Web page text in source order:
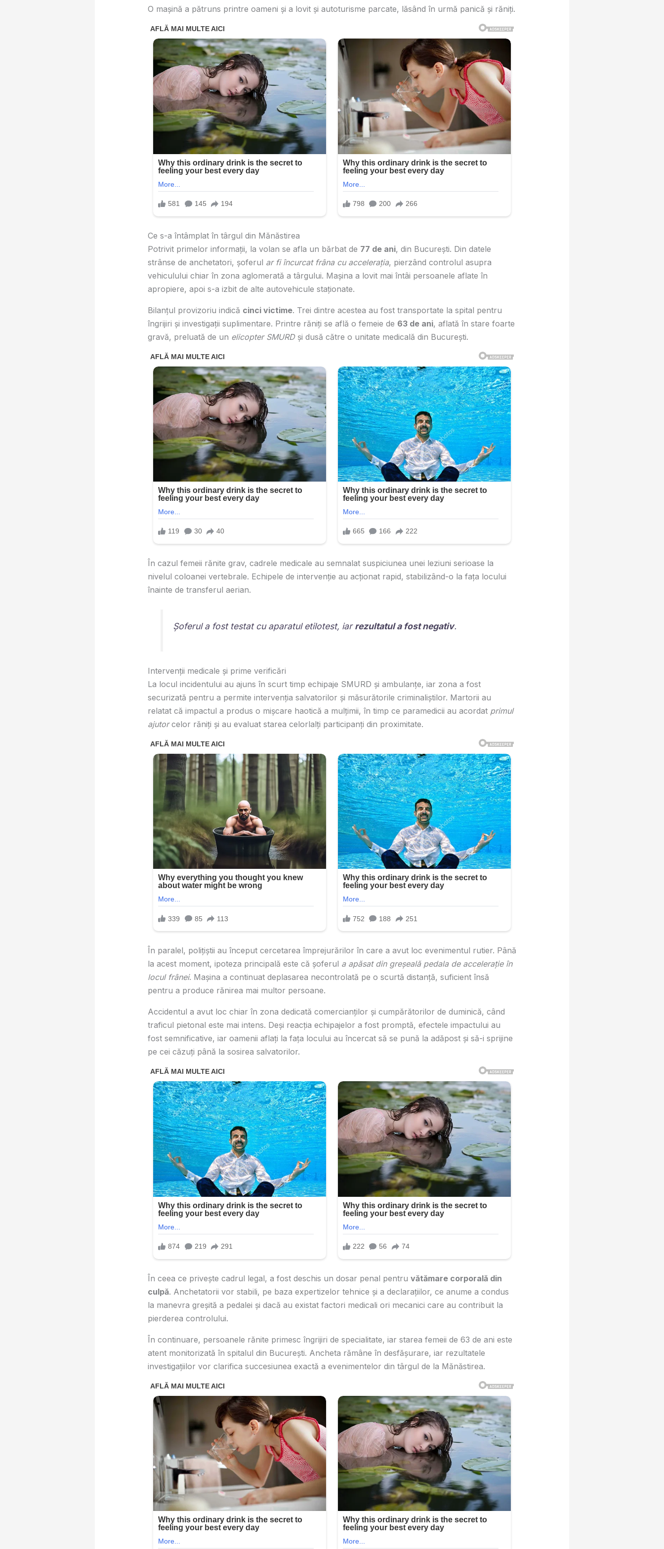
O mașină a pătruns printre oameni și a lovit și autoturisme parcate, lăsând în urmă panică și răniți.
Ce s-a întâmplat în târgul din Mănăstirea
Potrivit primelor informații, la volan se afla un bărbat de 77 de ani, din București. Din datele
strânse de anchetatori, șoferul ar fi încurcat frâna cu accelerația, pierzând controlul asupra
vehiculului chiar în zona aglomerată a târgului. Mașina a lovit mai întâi persoanele aflate în
apropiere, apoi s-a izbit de alte autovehicule staționate.
Bilanțul provizoriu indică cinci victime. Trei dintre acestea au fost transportate la spital pentru
îngrijiri și investigații suplimentare. Printre răniți se află o femeie de 63 de ani, aflată în stare foarte
gravă, preluată de un elicopter SMURDși dusă către o unitate medicală din București.
În cazul femeii rănite grav, cadrele medicale au semnalat suspiciunea unei leziuni serioase la
nivelul coloanei vertebrale. Echipele de intervenție au acționat rapid, stabilizând-o la fața locului
înainte de transferul aerian.
Șoferul a fost testat cu aparatul etilotest, iarrezultatul a fost negativ.
Intervenții medicale și prime verificări
La locul incidentului au ajuns în scurt timp echipaje SMURD și ambulanțe, iar zona a fost
securizată pentru a permite intervenția salvatorilor și măsurătorile criminaliștilor. Martorii au
relatat că impactul a produs o mișcare haotică a mulțimii, în timp ce paramedicii au acordat primul
ajutorcelor răniți și au evaluat starea celorlalți participanți din proximitate.
În paralel, polițiștii au început cercetarea împrejurărilor în care a avut loc evenimentul rutier. Până
la acest moment, ipoteza principală este că șoferul a apăsat din greșeală pedala de accelerație în
locul frânei. Mașina a continuat deplasarea necontrolată pe o scurtă distanță, suficient însă
pentru a produce rănirea mai multor persoane.
Accidentul a avut loc chiar în zona dedicată comercianților și cumpărătorilor de duminică, când
traficul pietonal este mai intens. Deși reacția echipajelor a fost promptă, efectele impactului au
fost semnificative, iar oamenii aflați la fața locului au încercat să se pună la adăpost și să-i sprijine
pe cei căzuți până la sosirea salvatorilor.
În ceea ce privește cadrul legal, a fost deschis un dosar penal pentru vătămare corporală din
culpă. Anchetatorii vor stabili, pe baza expertizelor tehnice și a declarațiilor, ce anume a condus
la manevra greșită a pedalei și dacă au existat factori medicali ori mecanici care au contribuit la
pierderea controlului.
În continuare, persoanele rănite primesc îngrijiri de specialitate, iar starea femeii de 63 de ani este
atent monitorizată în spitalul din București. Ancheta rămâne în desfășurare, iar rezultatele
investigațiilor vor clarifica succesiunea exactă a evenimentelor din târgul de la Mănăstirea.